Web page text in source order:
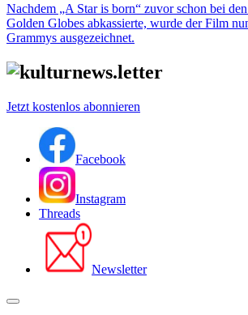
Nachdem „A Star is born“ zuvor schon bei
Golden Globes abkassierte, wurde der Film
Grammys ausgezeichnet.
Jetzt kostenlos abonnieren
Facebook
Instagram
Threads
Newsletter